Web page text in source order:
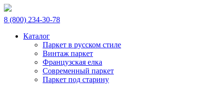
8 (800) 234-30-78
Каталог
Паркет в русском стиле
Винтаж паркет
Французская елка
Современный паркет
Паркет под старину